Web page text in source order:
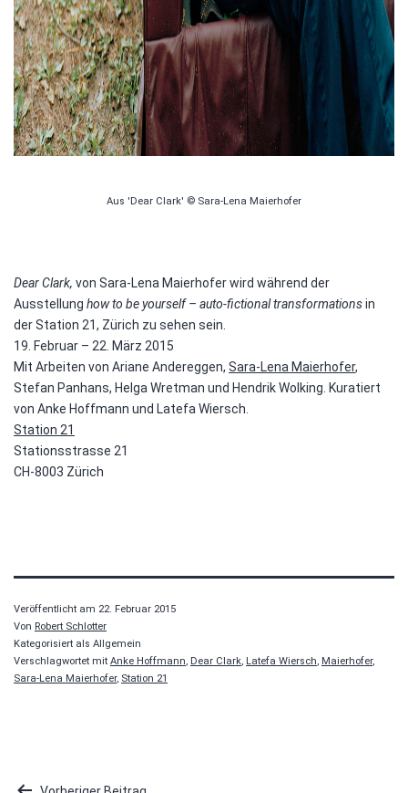
Aus 'Dear Clark' © Sara-Lena Maierhofer
Dear Clark, von Sara-Lena Maierhofer wird während der
Ausstellung how to be yourself – auto-fictional transformationsin
der Station 21, Zürich zu sehen sein.
19. Februar – 22. März 2015
Mit Arbeiten von Ariane Andereggen, Sara-Lena Maierhofer,
Stefan Panhans, Helga Wretman und Hendrik Wolking. Kuratiert
von Anke Hoffmann und Latefa Wiersch.
Station 21
Stationsstrasse 21
CH-8003 Zürich
Veröffentlicht am 22. Februar 2015
Von Robert Schlotter
Kategorisiert als Allgemein
Verschlagwortet mit Anke Hoffmann, Dear Clark, Latefa Wiersch, Maierhofer,
Sara-Lena Maierhofer, Station 21